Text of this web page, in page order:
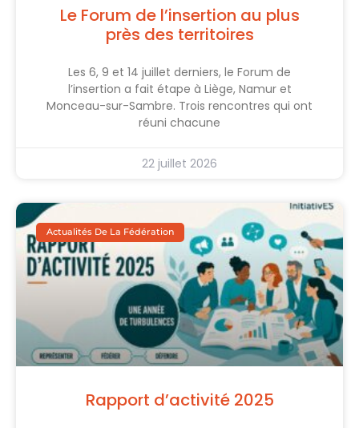
Le Forum de l’insertion au plus
près des territoires
Les 6, 9 et 14 juillet derniers, le Forum de
l’insertion a fait étape à Liège, Namur et
Monceau-sur-Sambre. Trois rencontres qui ont
réuni chacune
22 juillet 2026
Actualités De La Fédération
Rapport d’activité 2025